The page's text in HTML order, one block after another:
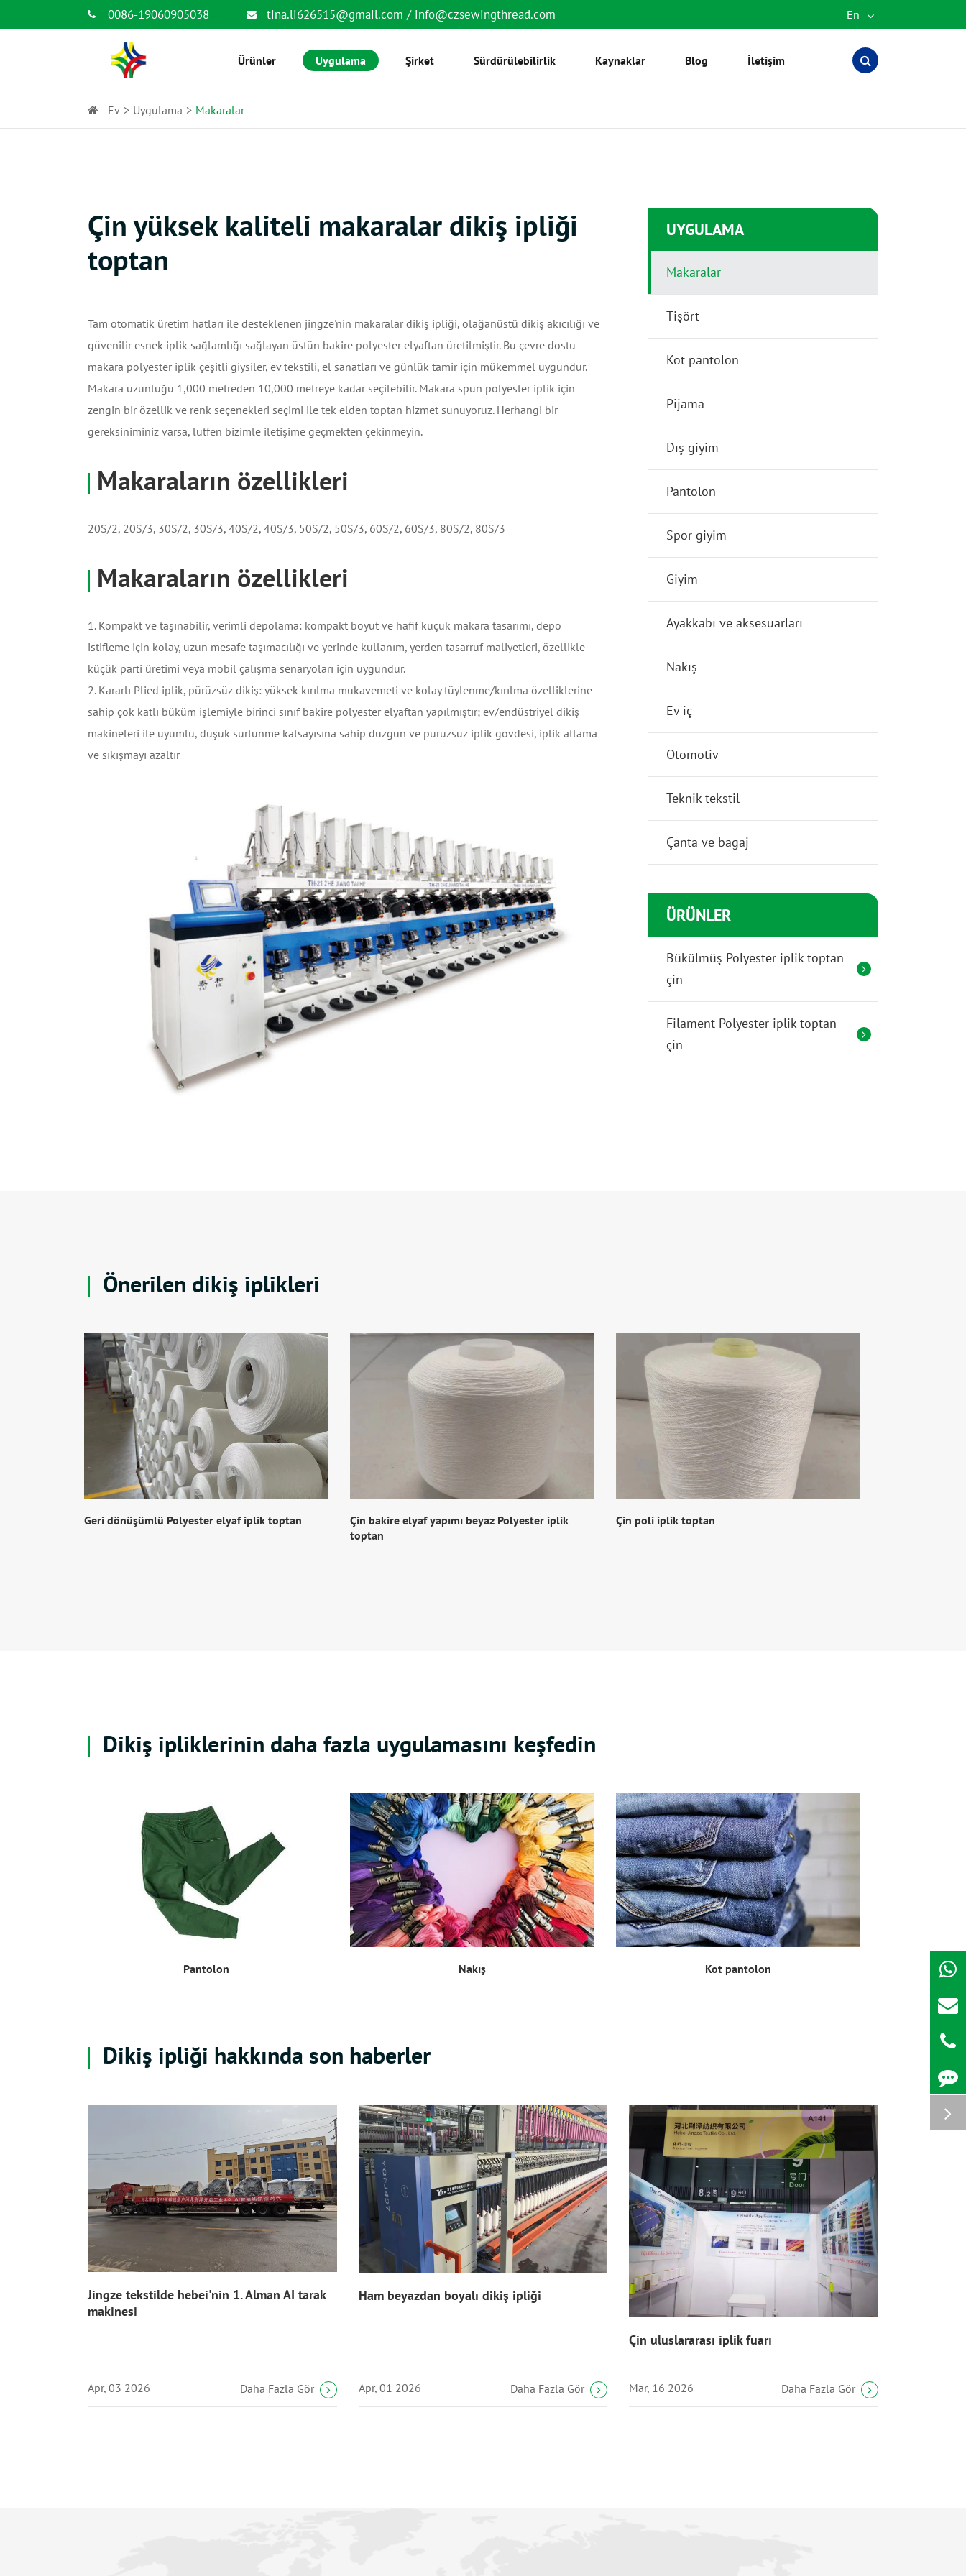
0086-19060905038 tina.li626515@gmail.com / info@czsewingthread.com En
Ürünler Uygulama Şirket Sürdürülebilirlik Kaynaklar Blog İletişim
Ev Uygulama Makaralar
Çin yüksek kaliteli makaralar dikiş ipliği
toptan
Tam otomatik üretim hatları ile desteklenen jingze'nin makaralar dikiş ipliği, olağanüstü dikiş akıcılığı ve
güvenilir esnek iplik sağlamlığı sağlayan üstün bakire polyester elyaftan üretilmiştir. Bu çevre dostu
makara polyester iplik çeşitli giysiler, ev tekstili, el sanatları ve günlük tamir için mükemmel uygundur.
Makara uzunluğu 1,000 metreden 10,000 metreye kadar seçilebilir. Makara spun polyester iplik için
zengin bir özellik ve renk seçenekleri seçimi ile tek elden toptan hizmet sunuyoruz. Herhangi bir
gereksiniminiz varsa, lütfen bizimle iletişime geçmekten çekinmeyin.
Makaraların özellikleri
20S/2, 20S/3, 30S/2, 30S/3, 40S/2, 40S/3, 50S/2, 50S/3, 60S/2, 60S/3, 80S/2, 80S/3
Makaraların özellikleri
1. Kompakt ve taşınabilir, verimli depolama: kompakt boyut ve hafif küçük makara tasarımı, depo
istifleme için kolay, uzun mesafe taşımacılığı ve yerinde kullanım, yerden tasarruf maliyetleri, özellikle
küçük parti üretimi veya mobil çalışma senaryoları için uygundur.
2. Kararlı Plied iplik, pürüzsüz dikiş: yüksek kırılma mukavemeti ve kolay tüylenme/kırılma özelliklerine
sahip çok katlı büküm işlemiyle birinci sınıf bakire polyester elyaftan yapılmıştır; ev/endüstriyel dikiş
makineleri ile uyumlu, düşük sürtünme katsayısına sahip düzgün ve pürüzsüz iplik gövdesi, iplik atlama
ve sıkışmayı azaltır
UYGULAMA
Makaralar
Tişört
Kot pantolon
Pijama
Dış giyim
Pantolon
Spor giyim
Giyim
Ayakkabı ve aksesuarları
Nakış
Ev iç
Otomotiv
Teknik tekstil
Çanta ve bagaj
ÜRÜNLER
Bükülmüş Polyester iplik toptan
çin
Filament Polyester iplik toptan
çin
Önerilen dikiş iplikleri
Geri dönüşümlü Polyester elyaf iplik toptan
Çin bakire elyaf yapımı beyaz Polyester iplik
toptan
Çin poli iplik toptan
Dikiş ipliklerinin daha fazla uygulamasını keşfedin
Pantolon Nakış Kot pantolon
Dikiş ipliği hakkında son haberler
Jingze tekstilde hebei'nin 1. Alman AI tarak
makinesi
Apr, 03 2026 Daha Fazla Gör
Ham beyazdan boyalı dikiş ipliği
Apr, 01 2026 Daha Fazla Gör
Çin uluslararası iplik fuarı
Mar, 16 2026 Daha Fazla Gör